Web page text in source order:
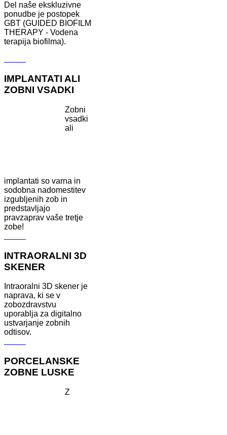
Del naše ekskluzivne
ponudbe je postopek
GBT (GUIDED BIOFILM
THERAPY - Vodena
terapija biofilma).
IMPLANTATI ALI
ZOBNI VSADKI
Zobni
vsadki
ali
implantati so varna in
sodobna nadomestitev
izgubljenih zob in
predstavljajo
pravzaprav vaše tretje
zobe!
INTRAORALNI 3D
SKENER
Intraoralni 3D skener je
naprava, ki se v
zobozdravstvu
uporablja za digitalno
ustvarjanje zobnih
odtisov.
PORCELANSKE
ZOBNE LUSKE
Z